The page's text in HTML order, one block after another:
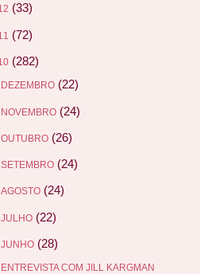
(33)
(72)
(282)
DEZEMBRO (22)
NOVEMBRO (24)
OUTUBRO (26)
SETEMBRO (24)
AGOSTO (24)
JULHO (22)
JUNHO (28)
ENTREVISTA COM JILL KARGMAN